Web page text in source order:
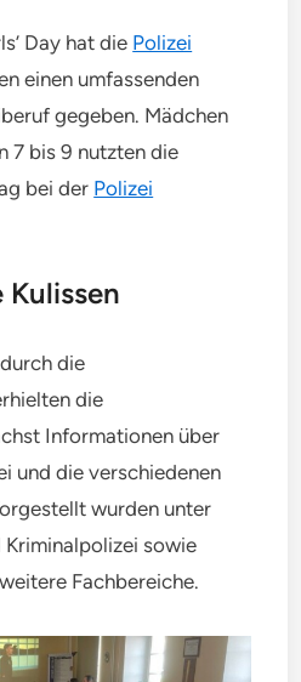
Day hat die Polizei
einen umfassenden
gegeben. Mädchen
7 bis 9 nutzten die
bei der Polizei
die
die
Informationen über
und die verschiedenen
wurden unter
sowie
Fachbereiche.